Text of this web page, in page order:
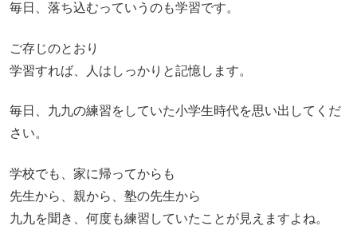
毎日、落ち込むっていうのも学習です。
ご存じのとおり
学習すれば、人はしっかりと記憶します。
毎日、九九の練習をしていた小学生時代を思い出してくだ
さい。
学校でも、家に帰ってからも
先生から、親から、塾の先生から
九九を聞き、何度も練習していたことが見えますよね。